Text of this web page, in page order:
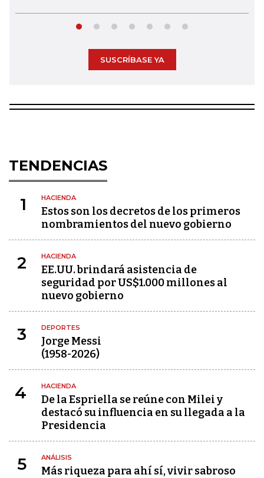
SUSCRÍBASE YA
TENDENCIAS
1 HACIENDA
Estos son los decretos de los primeros
nombramientos del nuevo gobierno
2 HACIENDA
EE.UU. brindará asistencia de
seguridad por US$1.000 millones al
nuevo gobierno
3 DEPORTES
Jorge Messi
(1958-2026)
4 HACIENDA
De la Espriella se reúne con Milei y
destacó su influencia en su llegada a la
Presidencia
5 ANÁLISIS
Más riqueza para ahí sí, vivir sabroso